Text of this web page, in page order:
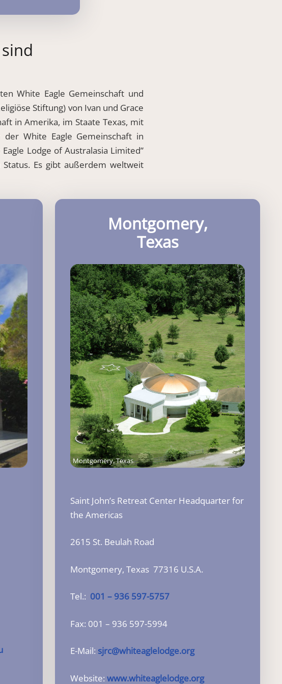
White Eagle Gemeinschaft und
Stiftung) von Ivan und Grace
in Amerika, im Staate Texas, mit
White Eagle Gemeinschaft in
Lodge of Australasia Limited”
Es gibt außerdem weltweit
Montgomery,
Texas
Montgomery, Texas
Saint John’s Retreat Center Headquarter for
the Americas
2615 St. Beulah Road
Montgomery, Texas 77316 U.S.A.
Tel.: 001 – 936 597-5757
Fax: 001 – 936 597-5994
E-Mail: sjrc@whiteaglelodge.org
Website: www.whiteaglelodge.org